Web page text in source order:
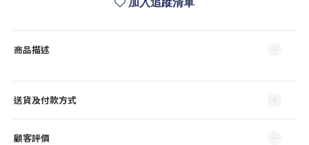
商品描述
送貨及付款方式
顧客評價